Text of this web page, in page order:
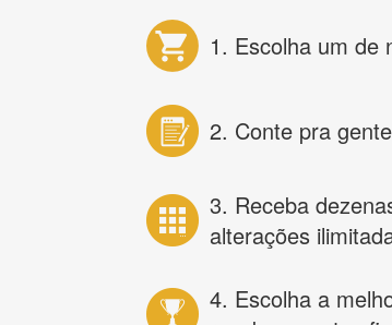
1. Escolha um de
2. Conte pra
3. Receba
alterações
4. Escolha a